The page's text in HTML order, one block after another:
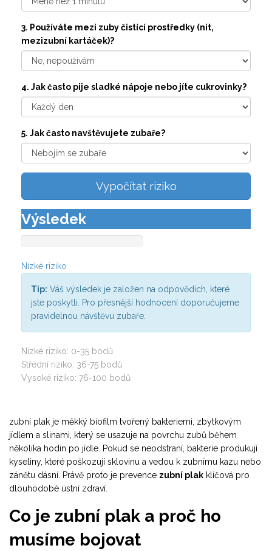
3. Používáte mezi zuby čistící prostředky (nit,
mezizubní kartáček)?
4. Jak často pije sladké nápoje nebo jíte cukrovinky?
5. Jak často navštěvujete zubaře?
Vypočítat riziko
Výsledek
Nízké riziko
Tip: Váš výsledek je založen na odpovědích, které
jste poskytli. Pro přesnější hodnocení doporučujeme
pravidelnou návštěvu zubaře.
Nízké riziko: 0-35 bodů
Střední riziko: 36-75 bodů
Vysoké riziko: 76-100 bodů
zubní plak je měkký biofilm tvořený bakteriemi, zbytkovým
jídlem a slinami, který se usazuje na povrchu zubů během
několika hodin po jídle. Pokud se neodstraní, bakterie produkují
kyseliny, které poškozují sklovinu a vedou k zubnímu kazu nebo
zánětu dásní. Právě proto je prevence zubní plak klíčová pro
dlouhodobé ústní zdraví.
Co je zubní plak a proč ho
musíme bojovat